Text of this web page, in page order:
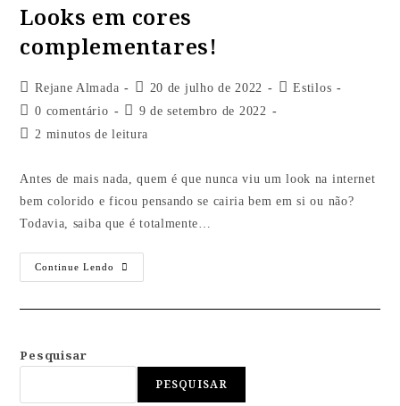
Looks em cores
complementares!
Rejane Almada 20 de julho de 2022
Estilos
0 comentário
9 de setembro de 2022
2 minutos de leitura
Antes de mais nada, quem é que nunca viu um look na internet
bem colorido e ficou pensando se cairia bem em si ou não?
Todavia, saiba que é totalmente…
Continue Lendo
Pesquisar
PESQUISAR